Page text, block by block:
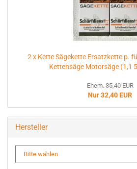
2 x Kette Sägekette Ersatzkette p.
Kettensäge Motorsäge (1,1
Ehem. 35,40 EUR
Nur 32,40 EUR
Hersteller